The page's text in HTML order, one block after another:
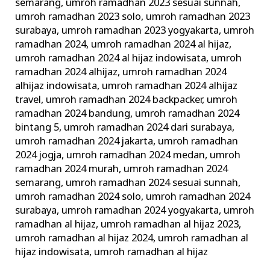
semarang, umroh ramadhan 2023 sesuai sunnah,
umroh ramadhan 2023 solo, umroh ramadhan 2023
surabaya, umroh ramadhan 2023 yogyakarta, umroh
ramadhan 2024, umroh ramadhan 2024 al hijaz,
umroh ramadhan 2024 al hijaz indowisata, umroh
ramadhan 2024 alhijaz, umroh ramadhan 2024
alhijaz indowisata, umroh ramadhan 2024 alhijaz
travel, umroh ramadhan 2024 backpacker, umroh
ramadhan 2024 bandung, umroh ramadhan 2024
bintang 5, umroh ramadhan 2024 dari surabaya,
umroh ramadhan 2024 jakarta, umroh ramadhan
2024 jogja, umroh ramadhan 2024 medan, umroh
ramadhan 2024 murah, umroh ramadhan 2024
semarang, umroh ramadhan 2024 sesuai sunnah,
umroh ramadhan 2024 solo, umroh ramadhan 2024
surabaya, umroh ramadhan 2024 yogyakarta, umroh
ramadhan al hijaz, umroh ramadhan al hijaz 2023,
umroh ramadhan al hijaz 2024, umroh ramadhan al
hijaz indowisata, umroh ramadhan al hijaz